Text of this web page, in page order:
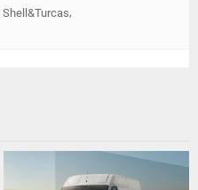
Shell&Turcas,